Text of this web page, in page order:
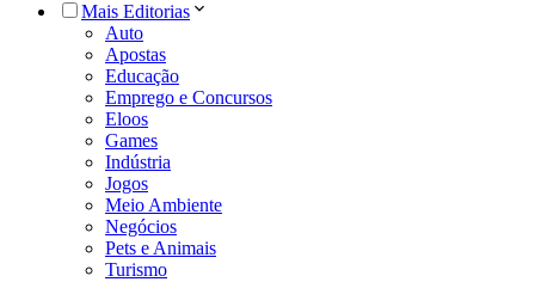
Mais Editorias
Auto
Apostas
Educação
Emprego e Concursos
Eloos
Games
Indústria
Jogos
Meio Ambiente
Negócios
Pets e Animais
Turismo